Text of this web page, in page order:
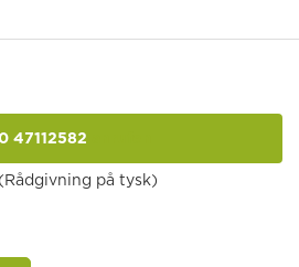
47112582
på tysk)